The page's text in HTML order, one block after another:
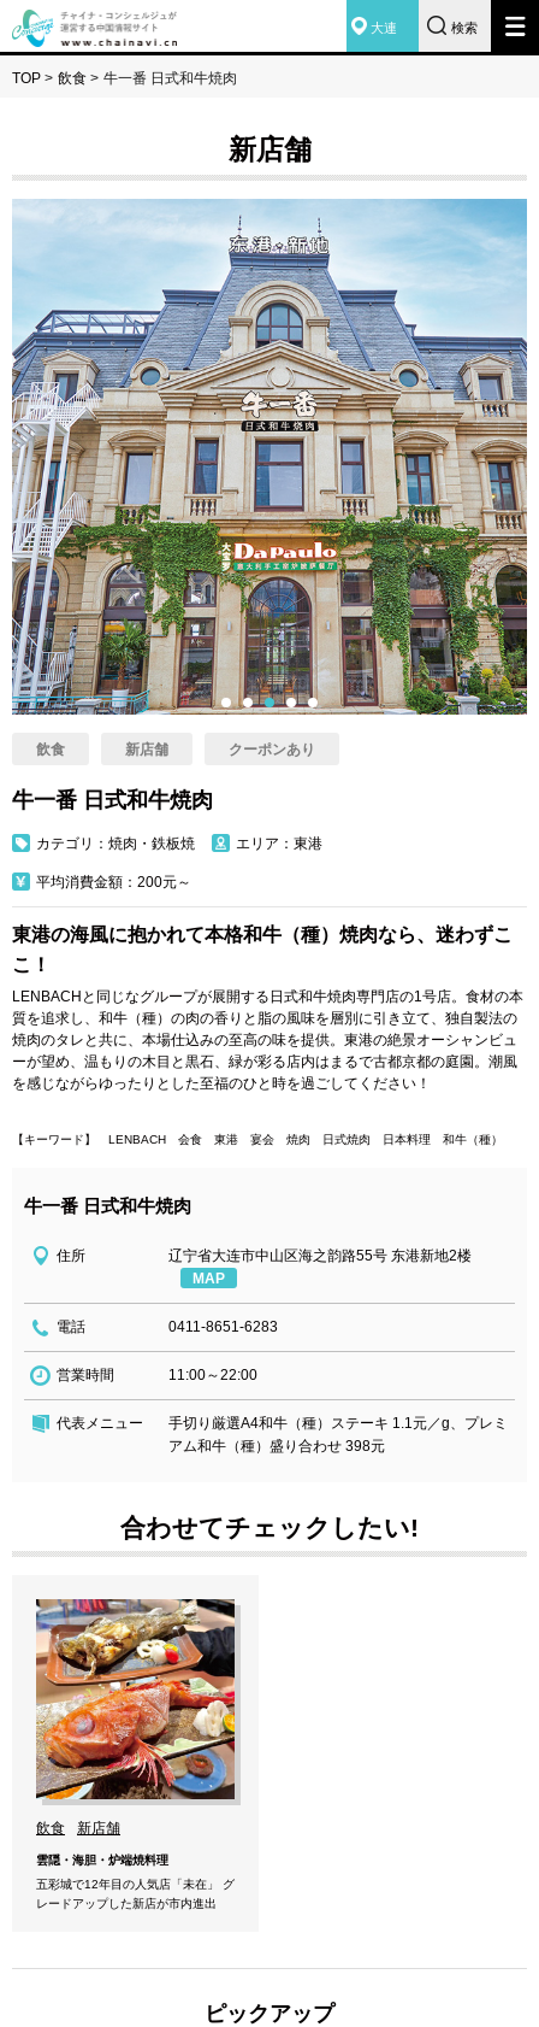
大連 検索
TOP > 飲食 > 牛一番 日式和牛焼肉
新店舗
飲食 新店舗 クーポンあり
牛一番 日式和牛焼肉
カテゴリ：焼肉・鉄板焼 エリア：東港
平均消費金額：200元～
東港の海風に抱かれて本格和牛（種）焼肉なら、迷わずこ
こ！
LENBACHと同じなグループが展開する日式和牛焼肉専門店の1号店。食材の本
質を追求し、和牛（種）の肉の香りと脂の風味を層別に引き立て、独自製法の
焼肉のタレと共に、本場仕込みの至高の味を提供。東港の絶景オーシャンビュ
ーが望め、温もりの木目と黒石、緑が彩る店内はまるで古都京都の庭園。潮風
を感じながらゆったりとした至福のひと時を過ごしてください！
【キーワード】 LENBACH 会食 東港 宴会 焼肉 日式焼肉 日本料理 和牛（種）
牛一番 日式和牛焼肉
住所
辽宁省大连市中山区海之韵路55号 东港新地2楼
MAP
電話 0411-8651-6283
営業時間 11:00～22:00
代表メニュー
手切り厳選A4和牛（種）ステーキ 1.1元／g、プレミ
アム和牛（種）盛り合わせ 398元
合わせてチェックしたい!
飲食 新店舗
雲隠・海胆・炉端焼料理
五彩城で12年目の人気店「未在」 グ
レードアップした新店が市内進出
ピックアップ